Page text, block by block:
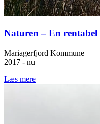
Naturen – En
Mariagerfjord Kommune
2017 - nu
Læs mere